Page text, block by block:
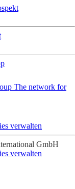
The network for
verwalten
GmbH
verwalten